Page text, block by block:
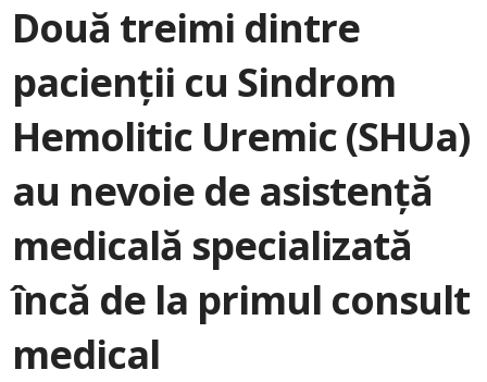
Două treimi dintre
pacienții cu Sindrom
Hemolitic Uremic (SHUa)
au nevoie de asistență
medicală specializată
încă de la primul consult
medical